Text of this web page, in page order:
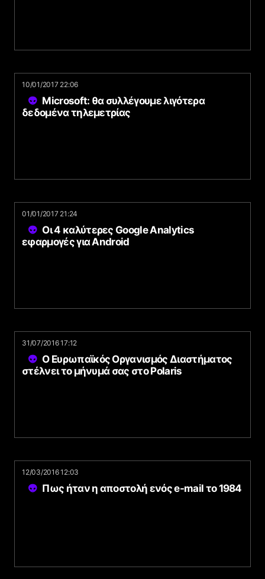
10/01/2017 22:06
Microsoft: θα συλλέγουμε λιγότερα
δεδομένα τηλεμετρίας
01/01/2017 21:24
Οι 4 καλύτερες Google Analytics
εφαρμογές για Android
31/07/2016 17:12
Ο Ευρωπαϊκός Οργανισμός Διαστήματος
στέλνει το μήνυμά σας στο Polaris
12/03/2016 12:03
Πως ήταν η αποστολή ενός e-mail το 1984